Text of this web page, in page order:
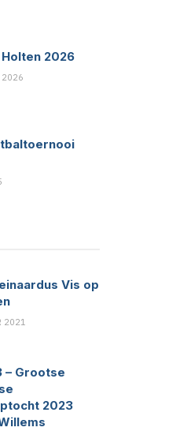
2026
2026
Vis op
2021
– Grootse
2023